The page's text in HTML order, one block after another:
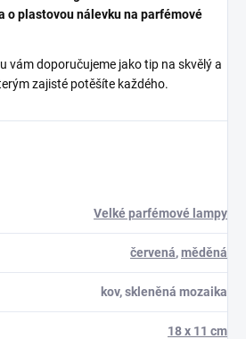
o plastovou nálevku na parfémové
vám doporučujeme jako tip na skvělý a
zajisté potěšíte každého.
Velké parfémové lampy
červená,měděná
kov, skleněná mozaika
18 x 11 cm